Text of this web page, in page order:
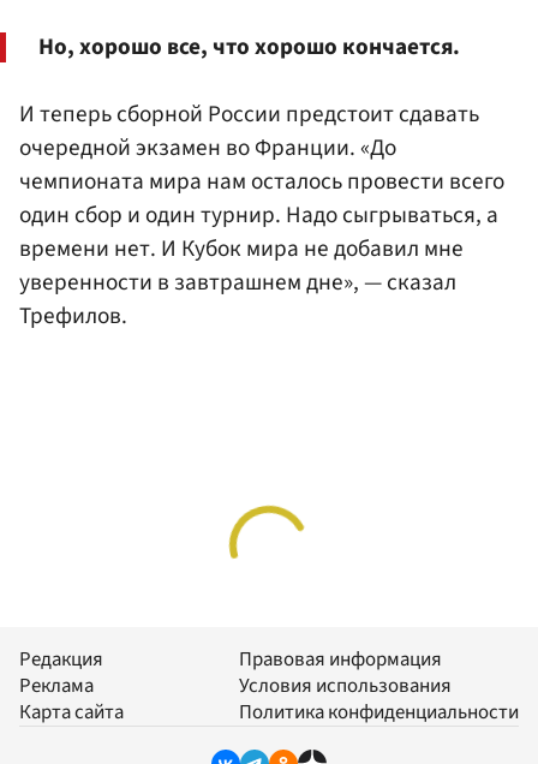
Но, хорошо все, что хорошо кончается.
И теперь сборной России предстоит сдавать
очередной экзамен во Франции. «До
чемпионата мира нам осталось провести всего
один сбор и один турнир. Надо сыгрываться, а
времени нет. И Кубок мира не добавил мне
уверенности в завтрашнем дне», — сказал
Трефилов.
Редакция
Реклама
Карта сайта
Правовая информация
Условия использования
Политика конфиденциальности